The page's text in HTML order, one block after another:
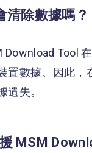
清除數據嗎？
Download Tool
置數據。因此，
遺失。
MSM